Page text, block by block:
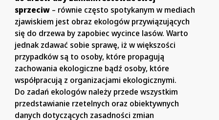
sprzeciw – równie często spotykanym w mediach
zjawiskiem jest obraz ekologów przywiązujących
się do drzewa by zapobiec wycince lasów. Warto
jednak zdawać sobie sprawę, iż w większości
przypadków są to osoby, które propagują
zachowania ekologiczne bądź osoby, które
współpracują z organizacjami ekologicznymi.
Do zadań ekologów należy przede wszystkim
przedstawianie rzetelnych oraz obiektywnych
danych dotyczących zasadności zmian